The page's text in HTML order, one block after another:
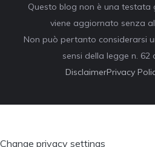
Questo blog non è una testata
viene aggiornato senza
Non può pertanto considerarsi
sensi della legge n. 62
DisclaimerPrivacy
Change privacy settings